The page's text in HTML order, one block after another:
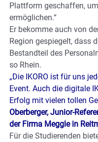
Plattform geschaffen,
ermöglichen.“
Er bekomme auch von
Region gespiegelt, dass
Bestandteil des
so Rhein.
„Die IKORO ist für uns
Event. Auch die digitale
Erfolg mit vielen tollen
Oberberger, Junior-
der Firma Meggle in
Für die Studierenden